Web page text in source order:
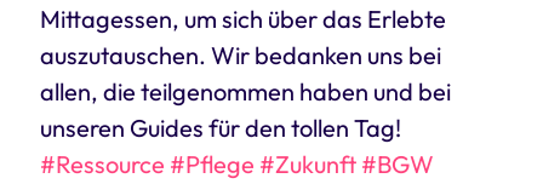
Mittagessen, um sich über das Erlebte
auszutauschen. Wir bedanken uns bei
allen, die teilgenommen haben und bei
unseren Guides für den tollen Tag!
#Ressource #Pflege #Zukunft #BGW